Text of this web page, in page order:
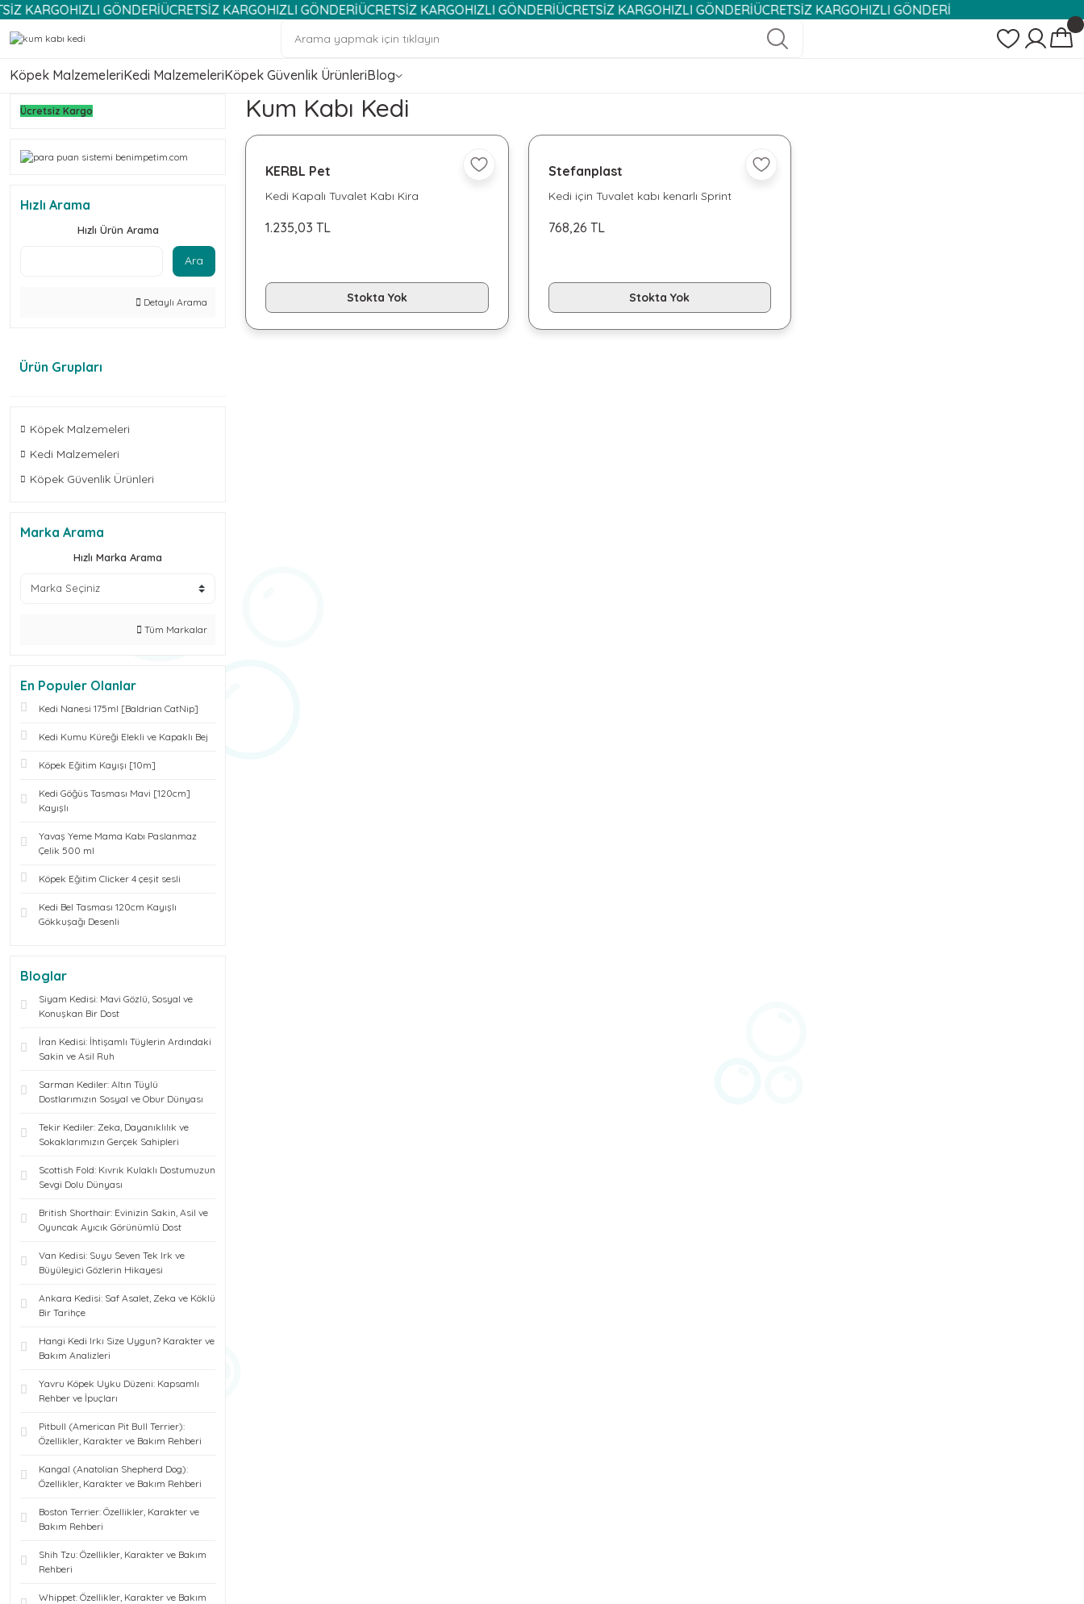
HIZLI GÖNDERİÜCRETSİZ KARGOHIZLI GÖNDERİÜCRETSİZ KARGOHIZLI GÖNDERİÜCRETSİZ KARGOHIZLI GÖNDERİÜCRETSİZ KARGOHIZLI GÖNDERİ
Köpek MalzemeleriKedi MalzemeleriKöpek Güvenlik ÜrünleriBlog
Ücretsiz Kargo
Hızlı Arama
Hızlı Ürün Arama
Ara
Detaylı Arama
Ürün Grupları
Köpek Malzemeleri
Kedi Malzemeleri
Köpek Güvenlik Ürünleri
Marka Arama
Hızlı Marka Arama
Tüm Markalar
En Populer Olanlar
Kedi Nanesi 175ml [Baldrian CatNip]
Kedi Kumu Küreği Elekli ve Kapaklı Bej
Köpek Eğitim Kayışı [10m]
Kedi Göğüs Tasması Mavi [120cm]
Kayışlı
Yavaş Yeme Mama Kabı Paslanmaz
Çelik 500 ml
Köpek Eğitim Clicker 4 çeşit sesli
Kedi Bel Tasması 120cm Kayışlı
Gökkuşağı Desenli
Bloglar
Siyam Kedisi: Mavi Gözlü, Sosyal ve
Konuşkan Bir Dost
İran Kedisi: İhtişamlı Tüylerin Ardındaki
Sakin ve Asil Ruh
Sarman Kediler: Altın Tüylü
Dostlarımızın Sosyal ve Obur Dünyası
Tekir Kediler: Zeka, Dayanıklılık ve
Sokaklarımızın Gerçek Sahipleri
Scottish Fold: Kıvrık Kulaklı Dostumuzun
Sevgi Dolu Dünyası
British Shorthair: Evinizin Sakin, Asil ve
Oyuncak Ayıcık Görünümlü Dost
Van Kedisi: Suyu Seven Tek Irk ve
Büyüleyici Gözlerin Hikayesi
Ankara Kedisi: Saf Asalet, Zeka ve Köklü
Bir Tarihçe
Hangi Kedi Irkı Size Uygun? Karakter ve
Bakım Analizleri
Yavru Köpek Uyku Düzeni: Kapsamlı
Rehber ve İpuçları
Pitbull (American Pit Bull Terrier):
Özellikler, Karakter ve Bakım Rehberi
Kangal (Anatolian Shepherd Dog):
Özellikler, Karakter ve Bakım Rehberi
Boston Terrier: Özellikler, Karakter ve
Bakım Rehberi
Shih Tzu: Özellikler, Karakter ve Bakım
Rehberi
Whippet: Özellikler, Karakter ve Bakım
Kum Kabı Kedi
KERBL Pet
Kedi Kapalı Tuvalet Kabı Kira
1.235,03 TL
Stokta Yok
Stefanplast
Kedi için Tuvalet kabı kenarlı Sprint
768,26 TL
Stokta Yok